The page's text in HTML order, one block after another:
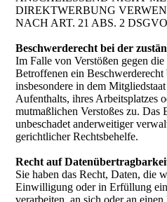
DIREKTWERBUNG
NACH ART. 21 ABS. 2
Beschwerderecht bei der
Im Falle von Verstößen gegen
Betroffenen ein
insbesondere in dem
Aufenthalts, ihres Arbeitsplatzes
mutmaßlichen Verstoßes zu. Das
unbeschadet anderweitiger
gerichtlicher Rechtsbehelfe.
Recht auf
Sie haben das Recht, Daten, die
Einwilligung oder in Erfüllung
verarbeiten, an sich oder an